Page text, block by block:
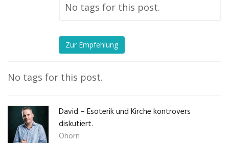
No tags for this post.
Zur Empfehlung
No tags for this post.
David – Esoterik und Kirche kontrovers
diskutiert.
Ohorn